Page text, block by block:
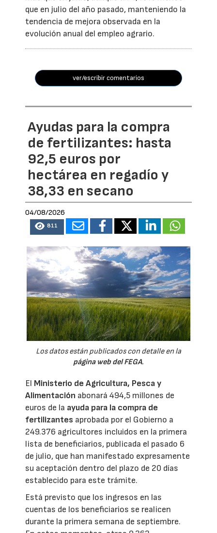
que en julio del año pasado, manteniendo la
tendencia de mejora observada en la
evolución anual del empleo agrario.
ver/escribir comentarios
Ayudas para la compra
de fertilizantes: hasta
92,5 euros por
hectárea en regadío y
38,33 en secano
04/08/2026
811
Los datos están publicados con detalle en la
página web del FEGA.
El Ministerio de Agricultura, Pesca y
Alimentación abonará 494,5 millones de
euros de la ayuda para la compra de
fertilizantes aprobada por el Gobierno a
249.376 agricultores incluidos en la primera
lista de beneficiarios, publicada el pasado 6
de julio, que han manifestado expresamente
su aceptación dentro del plazo de 20 días
establecido para este trámite.
Está previsto que los ingresos en las
cuentas de los beneficiarios se realicen
durante la primera semana de septiembre.